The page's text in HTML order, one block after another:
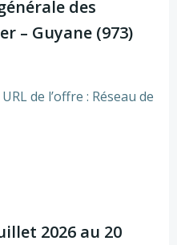
des
– Guyane (973)
de l’offre : Réseau de
2026 au 20